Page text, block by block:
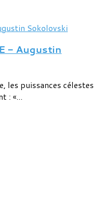
- Augustin
les puissances célestes
: «...